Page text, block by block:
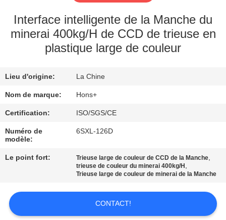
VISITE
D'USINE
DE
QUALITÉ
CONTACTEZ-
NOUS
DEMANDEZ
UNE
CITATION
Interface intelligente de la Manche du
minerai 400kg/H de CCD de trieuse en
plastique large de couleur
Lieu d'origine: La Chine
Nom de marque: Hons+
Certification: ISO/SGS/CE
Numéro de
modèle:
6SXL-126D
Le point fort: Trieuse large de couleur de CCD de la Manche,
trieuse de couleur du minerai 400kg/H ,
Trieuse large de couleur de minerai de la Manche
CONTACT!